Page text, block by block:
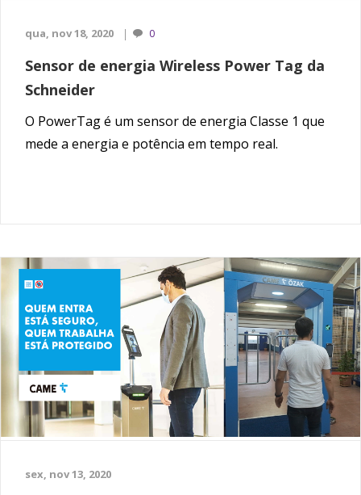
qua, nov 18, 2020 0
Sensor de energia Wireless Power Tag da
Schneider
O PowerTag é um sensor de energia Classe 1 que
mede a energia e potência em tempo real.
sex, nov 13, 2020